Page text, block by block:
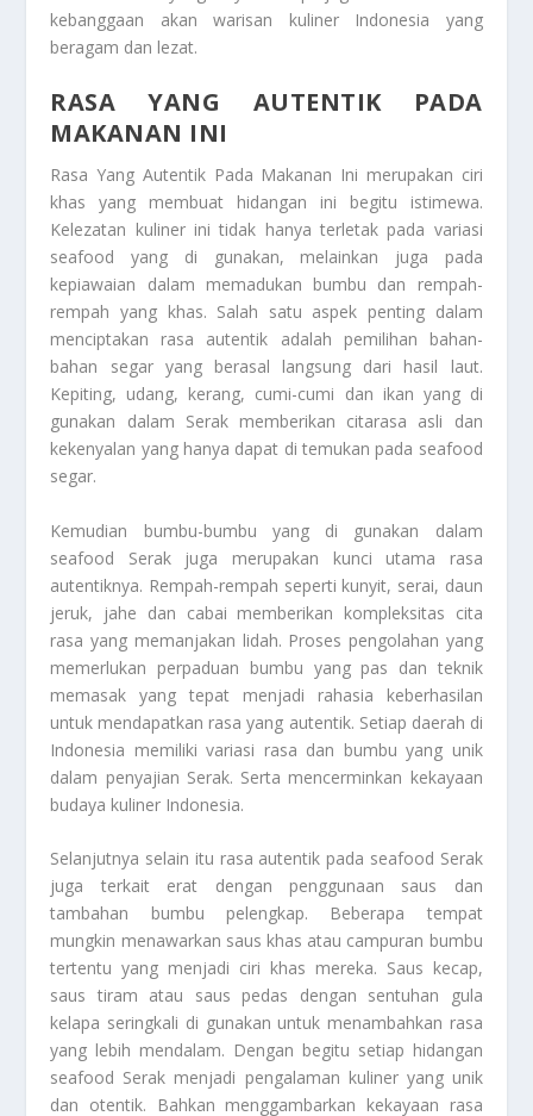
kebanggaan akan warisan kuliner Indonesia yang
beragam dan lezat.
RASA YANG AUTENTIK PADA
MAKANAN INI
Rasa Yang Autentik Pada Makanan Ini merupakan ciri
khas yang membuat hidangan ini begitu istimewa.
Kelezatan kuliner ini tidak hanya terletak pada variasi
seafood yang di gunakan, melainkan juga pada
kepiawaian dalam memadukan bumbu dan rempah-
rempah yang khas. Salah satu aspek penting dalam
menciptakan rasa autentik adalah pemilihan bahan-
bahan segar yang berasal langsung dari hasil laut.
Kepiting, udang, kerang, cumi-cumi dan ikan yang di
gunakan dalam Serak memberikan citarasa asli dan
kekenyalan yang hanya dapat di temukan pada seafood
segar.
Kemudian bumbu-bumbu yang di gunakan dalam
seafood Serak juga merupakan kunci utama rasa
autentiknya. Rempah-rempah seperti kunyit, serai, daun
jeruk, jahe dan cabai memberikan kompleksitas cita
rasa yang memanjakan lidah. Proses pengolahan yang
memerlukan perpaduan bumbu yang pas dan teknik
memasak yang tepat menjadi rahasia keberhasilan
untuk mendapatkan rasa yang autentik. Setiap daerah di
Indonesia memiliki variasi rasa dan bumbu yang unik
dalam penyajian Serak. Serta mencerminkan kekayaan
budaya kuliner Indonesia.
Selanjutnya selain itu rasa autentik pada seafood Serak
juga terkait erat dengan penggunaan saus dan
tambahan bumbu pelengkap. Beberapa tempat
mungkin menawarkan saus khas atau campuran bumbu
tertentu yang menjadi ciri khas mereka. Saus kecap,
saus tiram atau saus pedas dengan sentuhan gula
kelapa seringkali di gunakan untuk menambahkan rasa
yang lebih mendalam. Dengan begitu setiap hidangan
seafood Serak menjadi pengalaman kuliner yang unik
dan otentik. Bahkan menggambarkan kekayaan rasa